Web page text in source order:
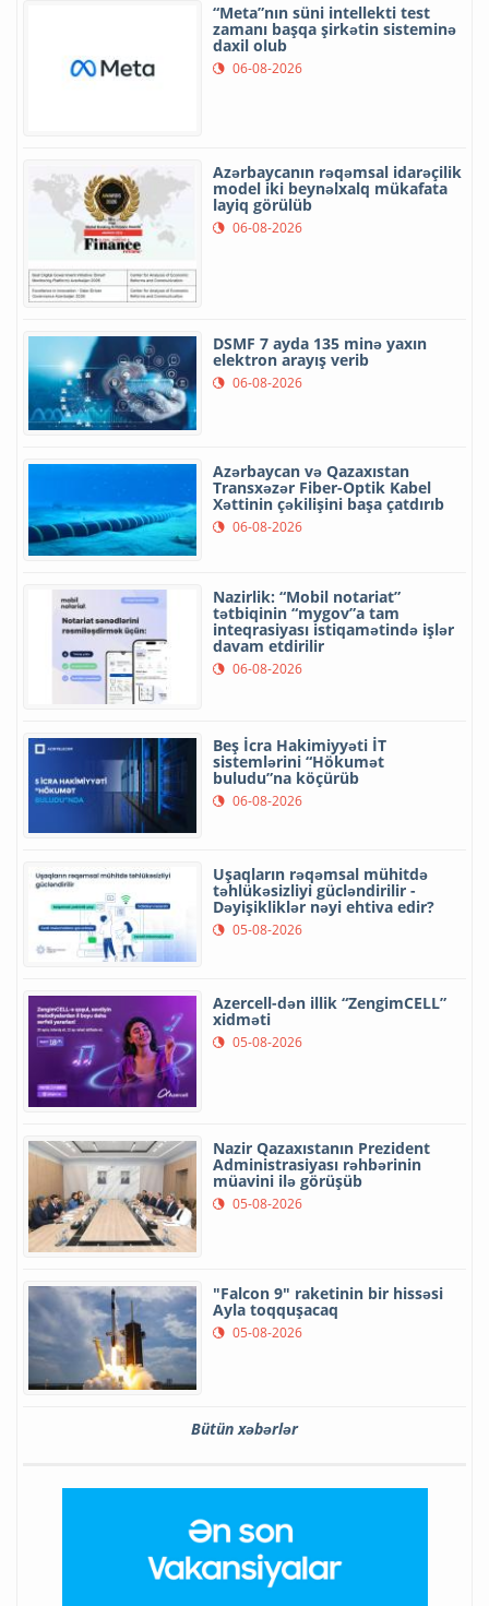
“Meta”nın süni intellekti test
zamanı başqa şirkətin sisteminə
daxil olub
06-08-2026
Azərbaycanın rəqəmsal idarəçilik
model iki beynəlxalq mükafata
layiq görülüb
06-08-2026
DSMF 7 ayda 135 minə yaxın
elektron arayış verib
06-08-2026
Azərbaycan və Qazaxıstan
Transxəzər Fiber-Optik Kabel
Xəttinin çəkilişini başa çatdırıb
06-08-2026
Nazirlik: “Mobil notariat”
tətbiqinin “mygov”a tam
inteqrasiyası istiqamətində işlər
davam etdirilir
06-08-2026
Beş İcra Hakimiyyəti İT
sistemlərini “Hökumət
buludu”na köçürüb
06-08-2026
Uşaqların rəqəmsal mühitdə
təhlükəsizliyi gücləndirilir -
Dəyişikliklər nəyi ehtiva edir?
05-08-2026
Azercell-dən illik “ZengimCELL”
xidməti
05-08-2026
Nazir Qazaxıstanın Prezident
Administrasiyası rəhbərinin
müavini ilə görüşüb
05-08-2026
"Falcon 9" raketinin bir hissəsi
Ayla toqquşacaq
05-08-2026
Bütün xəbərlər